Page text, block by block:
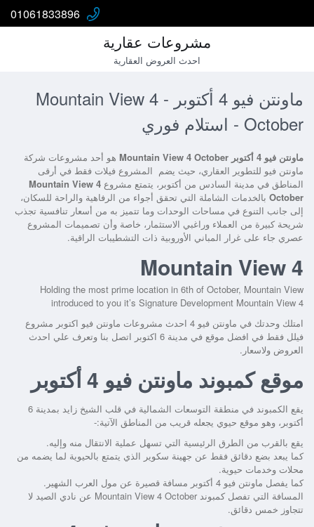
01061833896
مشروعات عقارية
احدث العروض العقارية
ماونتن فيو 4 أكتوبر - Mountain View 4
October - استلام فوري
ماونتن فيو 4 أكتوبر Mountain View 4 October
هو أحد مشروعات شركة
ماونتن فيو للتطوير العقاري، حيث يضم المشروع فيلات فقط في أرقى
المناطق في مدينة السادس من أكتوبر، يتمتع مشروع Mountain View 4
October بالخدمات الشاملة التي تحقق أجواء من الرفاهية والراحة للسكان،
إلى جانب التنوع في مساحات الوحدات وما تتميز به من أسعار تنافسية تجذب
شريحة كبيرة من العملاء وراغبي الاستثمار، خاصة وأن تصميمات المشروع
عصري جاء على غرار المباني الأوروبية ذات التشطيبات الراقية.
Mountain View 4
Holding the most prime location in 6th of October, Mountain View
introduced to you it’s Signature Development Mountain View 4
امتلك وحدتك في ماونتن فيو 4 احدث مشروعات ماونتن فيو اكتوبر مشروع
فيلل فقط في افضل موقع في مدينة 6 اكتوبر اتصل بنا وتعرف علي احدث
العروض ولاسعار.
موقع كمبوند ماونتن فيو 4 أكتوبر
يقع الكمبوند في منطقة التوسعات الشمالية في قلب الشيخ زايد بمدينة 6
أكتوبر، وهو موقع حيوي يجعله قريب من المناطق الآتية:-
يقع بالقرب من الطرق الرئيسية التي تسهل عملية الانتقال منه وإليه.
كما يبعد بضع دقائق فقط عن جهينة سكوير الذي يتمتع بالحيوية لما يضمه من
محلات وخدمات حيوية.
كما يفصل ماونتن فيو 4 أكتوبر مسافة قصيرة عن مول العرب الشهير.
المسافة التي تفصل كمبوند Mountain View 4 October عن نادي الصيد لا
تتجاوز خمس دقائق.